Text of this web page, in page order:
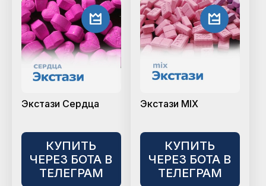
Экстази Сердца
КУПИТЬ
ЧЕРЕЗ БОТА В
ТЕЛЕГРАМ
Экстази MIX
КУПИТЬ
ЧЕРЕЗ БОТА В
ТЕЛЕГРАМ